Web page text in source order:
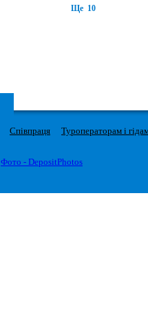
Ще 10
Співпраця Туроператорам і
Фото - DepositPhotos